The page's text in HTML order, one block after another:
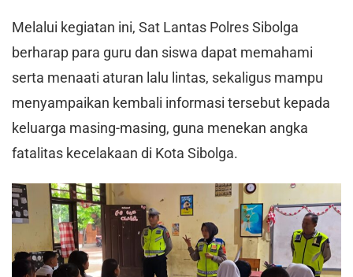
Melalui kegiatan ini, Sat Lantas Polres Sibolga
berharap para guru dan siswa dapat memahami
serta menaati aturan lalu lintas, sekaligus mampu
menyampaikan kembali informasi tersebut kepada
keluarga masing-masing, guna menekan angka
fatalitas kecelakaan di Kota Sibolga.